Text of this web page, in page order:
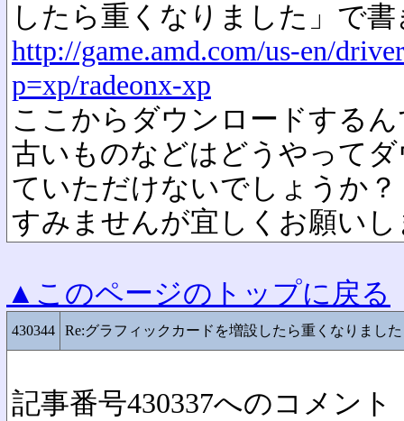
したら重くなりました」で
http://game.amd.com/us-en/
p=xp/radeonx-xp
ここからダウンロードする
古いものなどはどうやって
ていただけないでしょうか？
すみませんが宜しくお願い
▲このページのトップに戻る
430344 Re:グラフィックカードを増設したら重くなりました
記事番号430337へのコメント